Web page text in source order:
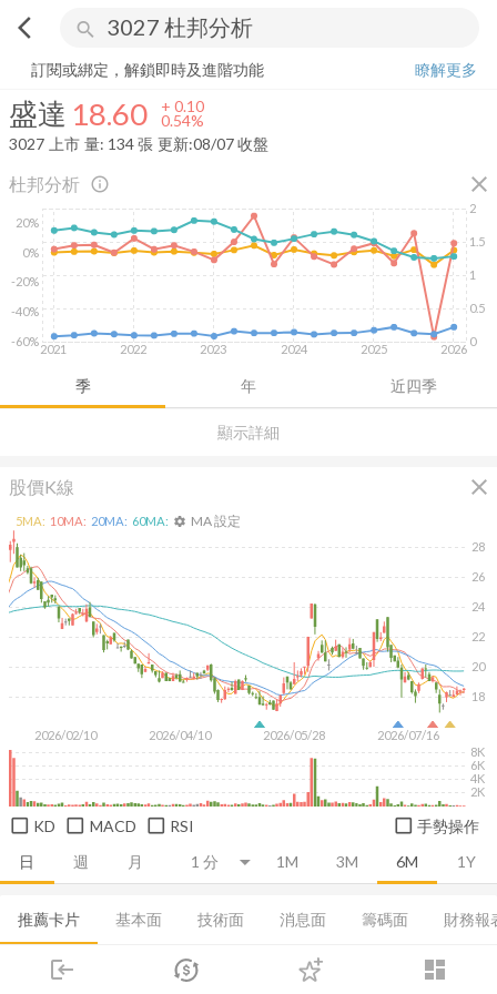
arrow_back_ios search
login dashboard
市場 登入
盛達 18.60+ 0.54%
訂閱或綁定，解鎖即時及進階功能
瞭解更多
盛達 18.60 + 0.10
0.54%
3027 上市 量: 134張 更新:08/07 收盤
杜邦分析 close
顯示詳細
info_outline
季 年 近四季
2021 2022 2023 2024 2025 2026
0
0.5
1
1.5
2
-60%
-40%
-20%
0%
20%
股價K線 close
日 週 月 1M 3M 6M 1Y
2026/02/10 2026/04/10 2026/05/28 2026/07/16
18
20
22
24
26
28
2K
4K
6K
8K
5MA: 10MA: 20MA: 60MA: settings MA 設定
KD MACD RSI 手勢操作
推薦卡片 基本面 技術面 消息面 籌碼面 財務報
集保分布 基本概況 股利政策